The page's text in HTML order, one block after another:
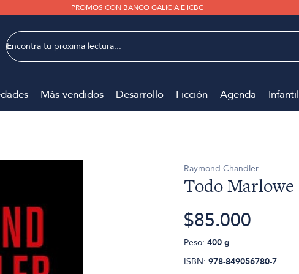
PROMOS CON BANCO GALICIA E ICBC
Más vendidos Desarrollo Ficción Agenda Infantil
Raymond Chandler
Todo Marlowe
$85.000
Peso: 400 g
ISBN: 978-849056780-7